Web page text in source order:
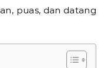
puas, dan datang